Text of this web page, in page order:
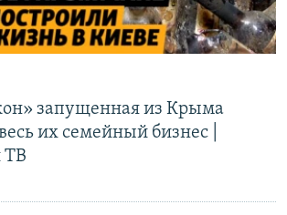
запущенная из Крыма
их семейный бизнес |
ТВ